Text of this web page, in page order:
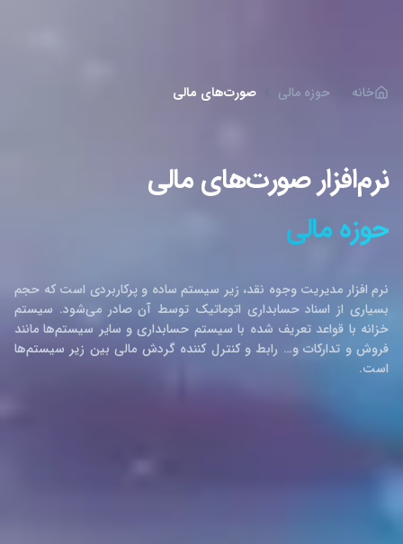
خانه حوزه مالی صورت‌های مالی
نرم‌افزار صورت‌های مالی
حوزه مالی
نرم افزار مدیریت وجوه نقد، زیر سیستم ساده و پرکاربردی است که حجم
بسیاری از اسناد حسابداری اتوماتیک توسط آن صادر می‌شود. سیستم
خزانه با قواعد تعریف شده با سیستم حسابداری و سایر سیستم‌ها مانند
فروش و تدارکات و… رابط و کنترل کننده گردش مالی بین زیر سیستم‌ها
است.